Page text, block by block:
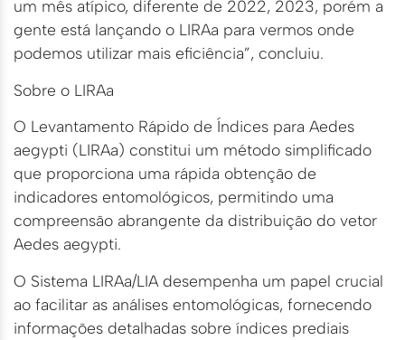
um mês atípico, diferente de 2022, 2023, porém a
gente está lançando o LIRAa para vermos onde
podemos utilizar mais eficiência”, concluiu.
Sobre o LIRAa
O Levantamento Rápido de Índices para Aedes
aegypti (LIRAa) constitui um método simplificado
que proporciona uma rápida obtenção de
indicadores entomológicos, permitindo uma
compreensão abrangente da distribuição do vetor
Aedes aegypti.
O Sistema LIRAa/LIA desempenha um papel crucial
ao facilitar as análises entomológicas, fornecendo
informações detalhadas sobre índices prediais